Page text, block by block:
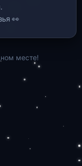
👀
месте!